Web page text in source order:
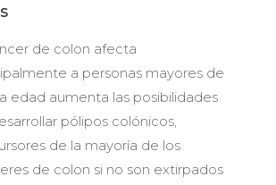
de colon afecta
a personas mayores de
edad aumenta las posibilidades
pólipos colónicos,
de la mayoría de los
de colon si no son extirpados